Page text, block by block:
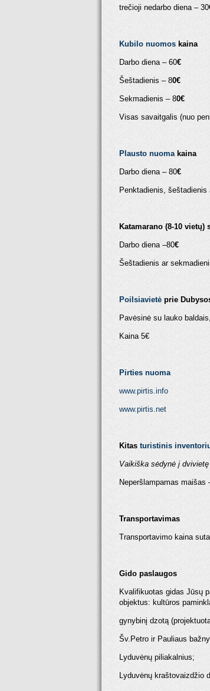
trečioji nedarbo diena – 30
Kubilo nuomoskaina
Darbo diena – 60€
Šeštadienis – 80€
Sekmadienis – 80€
Visas savaitgalis (nuo
Plausto nuomakaina
Darbo diena – 80€
Penktadienis,
Katamarano (8-10
Darbo diena –80€
Šeštadienis ar
Poilsiavietė prie
Pavėsinė su lauko
Kaina 5€
Pirties nuoma
www.pirtis.info
www.pirtis.net
Kitas turistinis
Vaikiška sėdynė į
Neperšlampamas maišas
Transportavimas
Transportavimo kaina
Gido paslaugos
Kvalifikuotas gidas Jūsų
objektus: kultūros
gynybinį dzotą
Šv.Petro ir Pauliaus
Lyduvėnų piliakalnius;
Lyduvėnų kraštovaizdžio